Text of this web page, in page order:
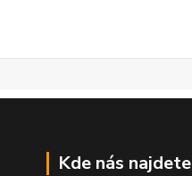
Kde nás najdete